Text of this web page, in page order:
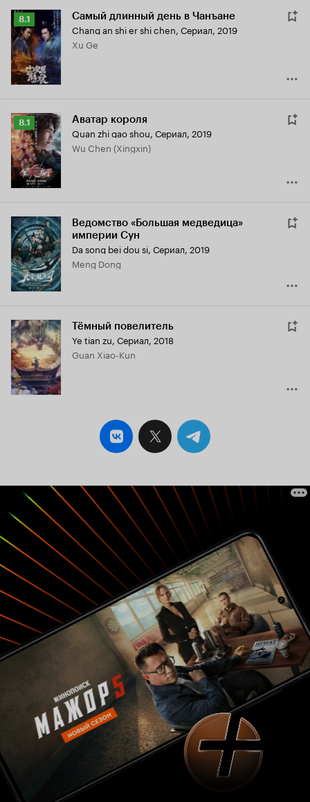
Рейтинг
Кинопоиска
8.1
8.1 Самый длинный день в Чанъане
Chang an shi er shi chen, Сериал, 2019
Xu Ge
Рейтинг
Кинопоиска
8.1
8.1 Аватар короля
Quan zhi gao shou, Сериал, 2019
Wu Chen (Xingxin)
Ведомство «Большая медведица»
империи Сун
Da song bei dou si, Сериал, 2019
Meng Dong
Тёмный повелитель
Ye tian zu, Сериал, 2018
Guan Xiao-Kun